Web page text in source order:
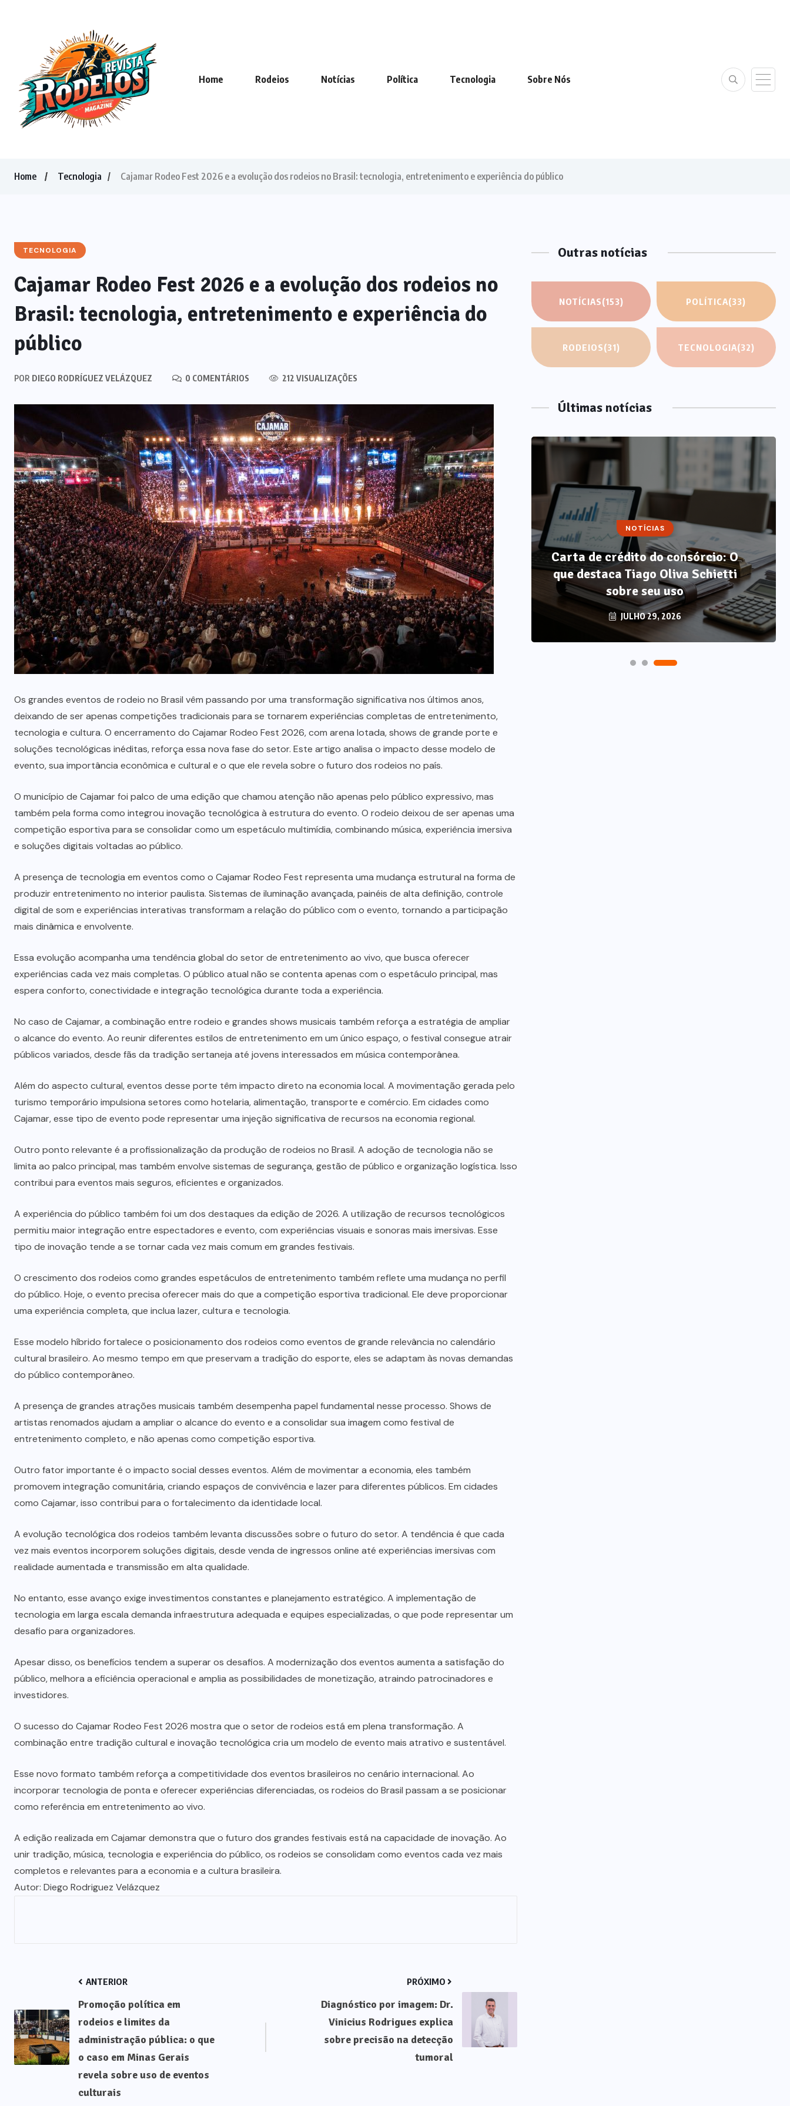
Home Rodeios Notícias Política Tecnologia Sobre Nós
Home Tecnologia Cajamar Rodeo Fest 2026 e a evolução dos rodeios no Brasil: tecnologia, entretenimento e experiência do público
TECNOLOGIA
Cajamar Rodeo Fest 2026 e a evolução dos rodeios no
Brasil: tecnologia, entretenimento e experiência do
público
POR DIEGO RODRÍGUEZ VELÁZQUEZ 0 COMENTÁRIOS 212 VISUALIZAÇÕES
Os grandes eventos de rodeio no Brasil vêm passando por uma transformação significativa nos últimos anos,
deixando de ser apenas competições tradicionais para se tornarem experiências completas de entretenimento,
tecnologia e cultura. O encerramento do Cajamar Rodeo Fest 2026, com arena lotada, shows de grande porte e
soluções tecnológicas inéditas, reforça essa nova fase do setor. Este artigo analisa o impacto desse modelo de
evento, sua importância econômica e cultural e o que ele revela sobre o futuro dos rodeios no país.
O município de Cajamarfoi palco de uma edição que chamou atenção não apenas pelo público expressivo, mas
também pela forma como integrou inovação tecnológica à estrutura do evento. O rodeio deixou de ser apenas uma
competição esportiva para se consolidar como um espetáculo multimídia, combinando música, experiência imersiva
e soluções digitais voltadas ao público.
A presença de tecnologia em eventos como o Cajamar Rodeo Fest representa uma mudança estrutural na forma de
produzir entretenimento no interior paulista. Sistemas de iluminação avançada, painéis de alta definição, controle
digital de som e experiências interativas transformam a relação do público com o evento, tornando a participação
mais dinâmica e envolvente.
Essa evolução acompanha uma tendência global do setor de entretenimento ao vivo, que busca oferecer
experiências cada vez mais completas. O público atual não se contenta apenas com o espetáculo principal, mas
espera conforto, conectividade e integração tecnológica durante toda a experiência.
No caso de Cajamar, a combinação entre rodeio e grandes shows musicais também reforça a estratégia de ampliar
o alcance do evento. Ao reunir diferentes estilos de entretenimento em um único espaço, o festival consegue atrair
públicos variados, desde fãs da tradição sertaneja até jovens interessados em música contemporânea.
Além do aspecto cultural, eventos desse porte têm impacto direto na economia local. A movimentação gerada pelo
turismo temporário impulsiona setores como hotelaria, alimentação, transporte e comércio. Em cidades como
Cajamar, esse tipo de evento pode representar uma injeção significativa de recursos na economia regional.
Outro ponto relevante é a profissionalização da produção de rodeios no Brasil. A adoção de tecnologia não se
limita ao palco principal, mas também envolve sistemas de segurança, gestão de público e organização logística. Isso
contribui para eventos mais seguros, eficientes e organizados.
A experiência do público também foi um dos destaques da edição de 2026. A utilização de recursos tecnológicos
permitiu maior integração entre espectadores e evento, com experiências visuais e sonoras mais imersivas. Esse
tipo de inovação tende a se tornar cada vez mais comum em grandes festivais.
O crescimento dos rodeios como grandes espetáculos de entretenimento também reflete uma mudança no perfil
do público. Hoje, o evento precisa oferecer mais do que a competição esportiva tradicional. Ele deve proporcionar
uma experiência completa, que inclua lazer, cultura e tecnologia.
Esse modelo híbrido fortalece o posicionamento dos rodeios como eventos de grande relevância no calendário
cultural brasileiro. Ao mesmo tempo em que preservam a tradição do esporte, eles se adaptam às novas demandas
do público contemporâneo.
A presença de grandes atrações musicais também desempenha papel fundamental nesse processo. Shows de
artistas renomados ajudam a ampliar o alcance do evento e a consolidar sua imagem como festival de
entretenimento completo, e não apenas como competição esportiva.
Outro fator importante é o impacto social desses eventos. Além de movimentar a economia, eles também
promovem integração comunitária, criando espaços de convivência e lazer para diferentes públicos. Em cidades
como Cajamar, isso contribui para o fortalecimento da identidade local.
A evolução tecnológica dos rodeios também levanta discussões sobre o futuro do setor. A tendência é que cada
vez mais eventos incorporem soluções digitais, desde venda de ingressos online até experiências imersivas com
realidade aumentada e transmissão em alta qualidade.
No entanto, esse avanço exige investimentos constantes e planejamento estratégico. A implementação de
tecnologia em larga escala demanda infraestrutura adequada e equipes especializadas, o que pode representar um
desafio para organizadores.
Apesar disso, os benefícios tendem a superar os desafios. A modernização dos eventos aumenta a satisfação do
público, melhora a eficiência operacional e amplia as possibilidades de monetização, atraindo patrocinadores e
investidores.
O sucesso do Cajamar Rodeo Fest 2026 mostra que o setor de rodeios está em plena transformação. A
combinação entre tradição cultural e inovação tecnológica cria um modelo de evento mais atrativo e sustentável.
Esse novo formato também reforça a competitividade dos eventos brasileiros no cenário internacional. Ao
incorporar tecnologia de ponta e oferecer experiências diferenciadas, os rodeios do Brasil passam a se posicionar
como referência em entretenimento ao vivo.
A edição realizada em Cajamardemonstra que o futuro dos grandes festivais está na capacidade de inovação. Ao
unir tradição, música, tecnologia e experiência do público, os rodeios se consolidam como eventos cada vez mais
completos e relevantes para a economia e a cultura brasileira.
Autor: Diego Rodriguez Velázquez
ANTERIOR
Promoção política em
rodeios e limites da
administração pública: o que
o caso em Minas Gerais
revela sobre uso de eventos
culturais
PRÓXIMO
Diagnóstico por imagem: Dr.
Vinicius Rodrigues explica
sobre precisão na detecção
tumoral
Outras notícias
NOTÍCIAS(153) POLÍTICA(33)
RODEIOS(31) TECNOLOGIA(32)
Últimas notícias
NOTÍCIAS
Método LP: por que autonomia
alimentar é o único resultado
que não regride?
AGOSTO 7, 2026
NOTÍCIAS
IA generativa na educação: por
que professores estão divididos
entre novas possibilidades e
novos riscos em sala de aula,
segundo Sigma Educação
AGOSTO 4, 2026
NOTÍCIAS
Carta de crédito do consórcio: O
que destaca Tiago Oliva Schietti
sobre seu uso
JULHO 29, 2026